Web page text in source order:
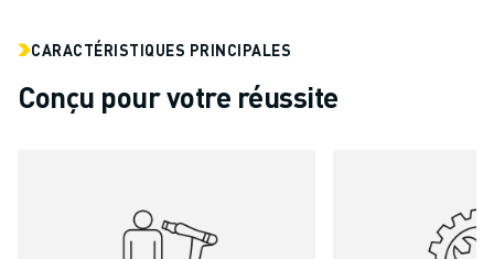
CARACTÉRISTIQUES PRINCIPALES
Conçu pour votre réussite